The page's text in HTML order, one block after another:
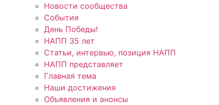
Новости сообщества
События
День Победы!
НАПП 35 лет
Статьи, интервью, позиция НАПП
НАПП представляет
Главная тема
Наши достижения
Объявления и анонсы